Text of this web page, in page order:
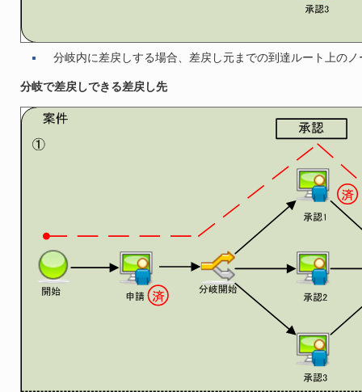
分岐内に差戻しする場合、差戻し元までの到達ルート上の
分岐で差戻しできる差戻し先